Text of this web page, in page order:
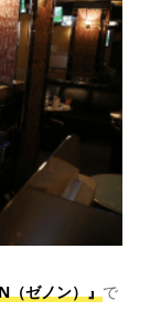
（ゼノン）』で